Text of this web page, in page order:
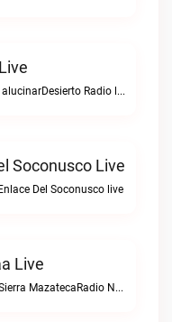
La música que te hace alucinarDesierto Radio live
Soconusco Live
Del Soconusco live
Live
La mas alterada de la Sierra MazatecaRadio Nanj-Ngaa live